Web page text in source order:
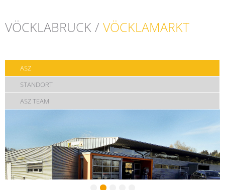
VÖCKLABRUCK / VÖCKLAMARKT
ASZ
STANDORT
ASZ TEAM